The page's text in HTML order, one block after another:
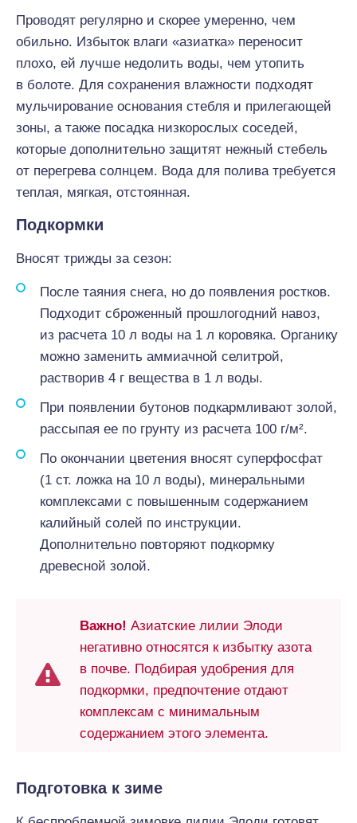
Проводят регулярно и скорее умеренно, чем
обильно. Избыток влаги «азиатка» переносит
плохо, ей лучше недолить воды, чем утопить
в болоте. Для сохранения влажности подходят
мульчирование основания стебля и прилегающей
зоны, а также посадка низкорослых соседей,
которые дополнительно защитят нежный стебель
от перегрева солнцем. Вода для полива требуется
теплая, мягкая, отстоянная.
Подкормки
Вносят трижды за сезон:
После таяния снега, но до появления ростков.
Подходит сброженный прошлогодний навоз,
из расчета 10 л воды на 1 л коровяка. Органику
можно заменить аммиачной селитрой,
растворив 4 г вещества в 1 л воды.
При появлении бутонов подкармливают золой,
рассыпая ее по грунту из расчета 100 г/м².
По окончании цветения вносят суперфосфат
(1 ст. ложка на 10 л воды), минеральными
комплексами с повышенным содержанием
калийный солей по инструкции.
Дополнительно повторяют подкормку
древесной золой.
Важно! Азиатские лилии Элоди
негативно относятся к избытку азота
в почве. Подбирая удобрения для
подкормки, предпочтение отдают
комплексам с минимальным
содержанием этого элемента.
Подготовка к зиме